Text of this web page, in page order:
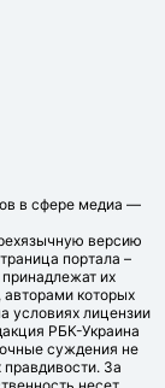
в сфере медиа —
версию
портала –
их
которых
условиях лицензии
РБК-Украина
суждения не
За